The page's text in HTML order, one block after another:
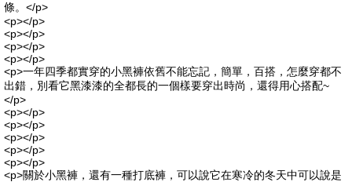
條。</p>
<p></p>
<p></p>
<p></p>
<p></p>
<p>一年四季都實穿的小黑褲依舊不能忘記，簡單，百搭，怎麼穿都不
出錯，別看它黑漆漆的全都長的一個樣要穿出時尚，還得用心搭配~
</p>
<p></p>
<p></p>
<p></p>
<p></p>
<p></p>
<p>關於小黑褲，還有一種打底褲，可以說它在寒冷的冬天中可以說是